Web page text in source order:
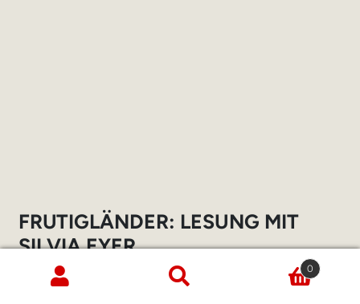
FRUTIGLÄNDER: LESUNG MIT
SILVIA EYER
20. Mai 2025
0